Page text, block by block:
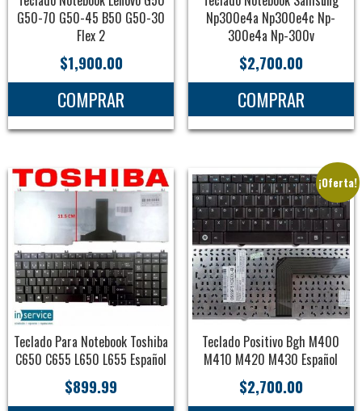
G50-70 G50-45 B50 G50-30
Flex 2
$1,900.00
COMPRAR
Np300e4a Np300e4c Np-
300e4a Np-300v
$2,700.00
COMPRAR
Teclado Para Notebook Toshiba
C650 C655 L650 L655 Español
$899.99
¡Oferta!
Teclado Positivo Bgh M400
M410 M420 M430 Español
$2,700.00